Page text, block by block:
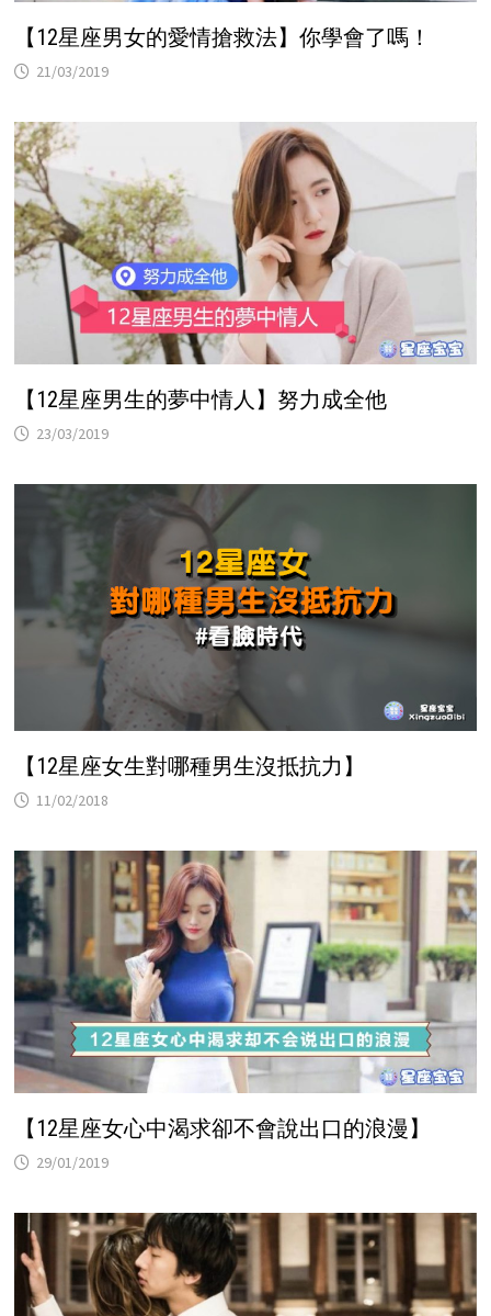
【12星座男女的愛情搶救法】你學會了嗎！
21/03/2019
【12星座男生的夢中情人】努力成全他
23/03/2019
【12星座女生對哪種男生沒抵抗力】
11/02/2018
【12星座女心中渴求卻不會說出口的浪漫】
29/01/2019